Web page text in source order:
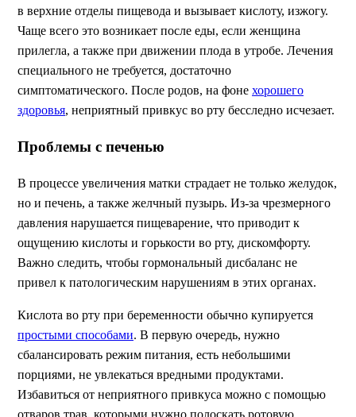
в верхние отделы пищевода и вызывает кислоту, изжогу.
Чаще всего это возникает после еды, если женщина
прилегла, а также при движении плода в утробе. Лечения
специального не требуется, достаточно
симптоматического. После родов, на фоне хорошего
здоровья, неприятный привкус во рту бесследно исчезает.
Проблемы с печенью
В процессе увеличения матки страдает не только желудок,
но и печень, а также желчный пузырь. Из-за чрезмерного
давления нарушается пищеварение, что приводит к
ощущению кислоты и горькости во рту, дискомфорту.
Важно следить, чтобы гормональный дисбаланс не
привел к патологическим нарушениям в этих органах.
Кислота во рту при беременности обычно купируется
простыми способами. В первую очередь, нужно
сбалансировать режим питания, есть небольшими
порциями, не увлекаться вредными продуктами.
Избавиться от неприятного привкуса можно с помощью
отваров трав, которыми нужно полоскать ротовую